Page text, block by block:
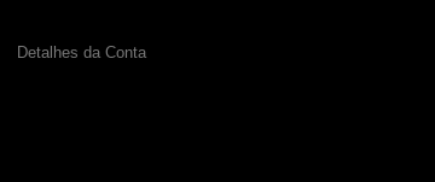
Detalhes da Conta